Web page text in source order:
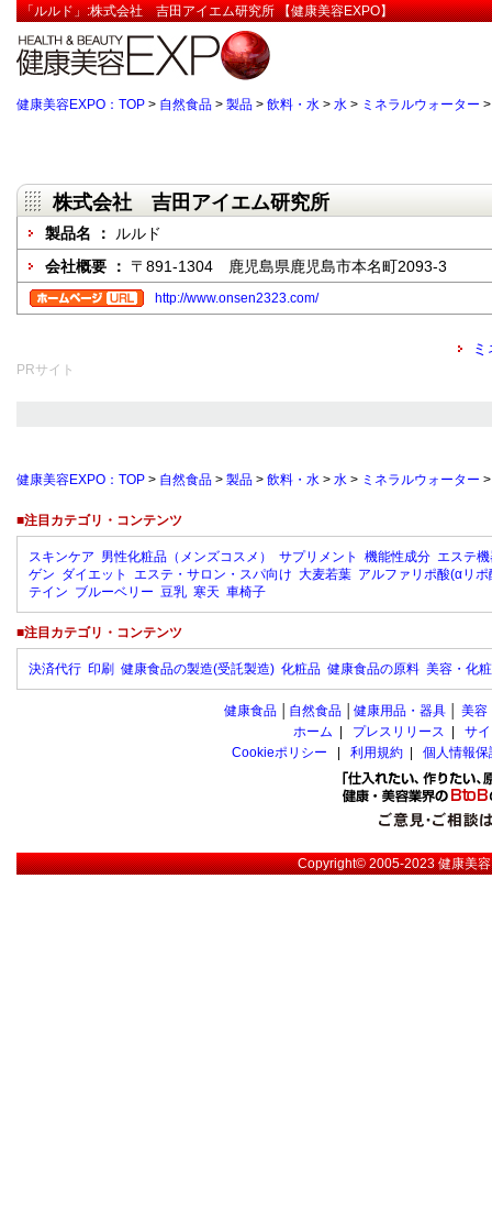
「ルルド」:株式会社 吉田アイエム研究所 【健康美容EXPO】
健康美容EXPO：TOP > 自然食品 > 製品 > 飲料・水 > 水 > ミネラルウォーター
株式会社 吉田アイエム研究所
製品名 ：
ルルド
会社概要 ： 〒891-1304 鹿児島県鹿児島市本名町2093-3
http://www.onsen2323.com/
PRサイト
健康美容EXPO：TOP > 自然食品 > 製品 > 飲料・水 > 水 > ミネラルウォーター
■注目カテゴリ・コンテンツ
スキンケア 男性化粧品（メンズコスメ） サプリメント 機能性成分 エステ
ゲン ダイエット エステ・サロン・スパ向け 大麦若葉 アルファリポ酸(αリポ
テイン ブルーベリー 豆乳 寒天 車椅子
■注目カテゴリ・コンテンツ
決済代行 印刷 健康食品の製造(受託製造) 化粧品 健康食品の原料 美容・化
健康食品 自然食品 健康用品・器具 美容
ホーム
プレスリリース
サ
Cookieポリシー
利用規約 個人情報
Copyright© 2005-2023健康美